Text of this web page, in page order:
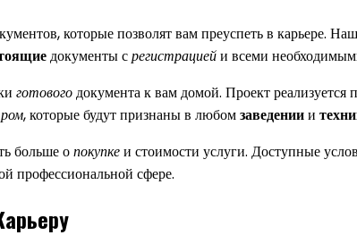
которые позволят вам преуспеть в карьере.
документы срегистрациейи всеми
готовогодокумента к вам домой. Проект реализуется
, которые будут признаны в любомзаведениии
больше опокупкеи стоимости услуги. Доступные
профессиональной сфере.